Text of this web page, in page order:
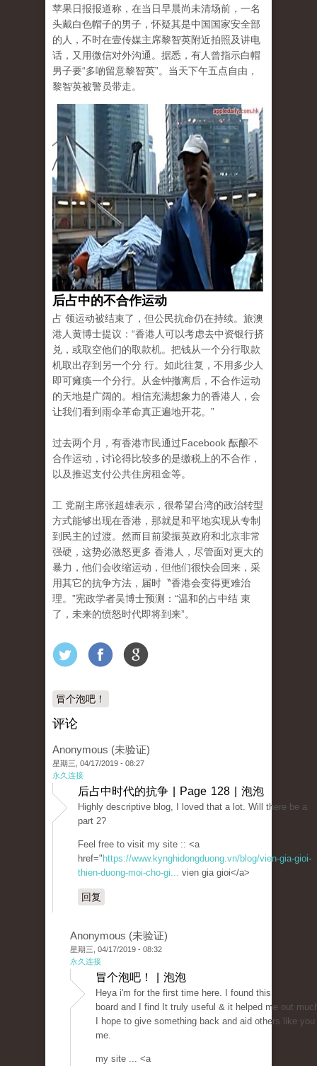
苹果日报报道称，在当日早晨尚未清场前，一名
头戴白色帽子的男子，怀疑其是中国国家安全部
的人，不时在壹传媒主席黎智英附近拍照及讲电
话，又用微信对外沟通。据悉，有人曾指示白帽
男子要“多啲留意黎智英”。当天下午五点自由，
黎智英被警员带走。
后占中的不合作运动
占 领运动被结束了，但公民抗命仍在持续。旅澳
港人黄博士提议：“香港人可以考虑去中资银行挤
兑，或取空他们的取款机。把钱从一个分行取款
机取出存到另一个分 行。如此往复，不用多少人
即可瘫痪一个分行。从金钟撤离后，不合作运动
的天地是广阔的。相信充满想象力的香港人，会
让我们看到雨伞革命真正遍地开花。”
过去两个月，有香港市民通过Facebook 酝酿不
合作运动，讨论得比较多的是缴税上的不合作 ，
以及推迟支付公共住房租金等。
工 党副主席张超雄表示，很希望台湾的政治转型
方式能够出现在香港，那就是和平地实现从专制
到民主的过渡。然而目前梁振英政府和北京非常
强硬，这势必激怒更多 香港人，尽管面对更大的
暴力，他们会收缩运动，但他们很快会回来，采
用其它的抗争方法，届时〝香港会变得更难治
理。”宪政学者吴博士预测：“温和的占中结 束
了，未来的愤怒时代即将到来”。
冒个泡吧！
评论
Anonymous (未验证)
星期三, 04/17/2019 - 08:27
永久连接
后占中时代的抗争 | Page 128 | 泡泡
Highly descriptive blog, I loved that a lot. Will there be a
part 2?
Feel free to visit my site :: <a
href=" https://www.kynghidongduong.vn/blog/vien-gia-gioi-
thien-duong-moi-cho-gi... vien gia gioi</a>
回复
Anonymous (未验证)
星期三, 04/17/2019 - 08:32
永久连接
冒个泡吧！ | 泡泡
Heya i'm for the first time here. I found this
board and I find It truly useful & it helped me out
I hope to give something back and aid others like you
me.
my site ... <a